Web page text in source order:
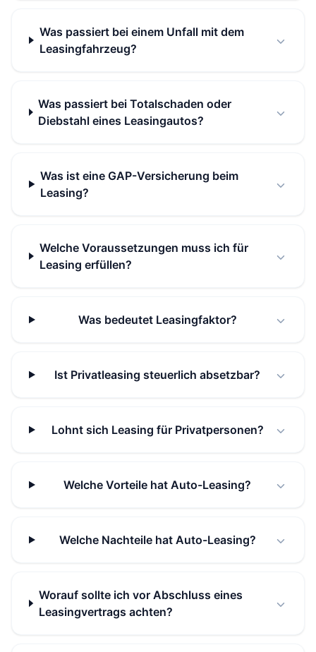
Was passiert bei einem Unfall mit dem
Leasingfahrzeug?
Was passiert bei Totalschaden oder
Diebstahl eines Leasingautos?
Was ist eine GAP-Versicherung beim
Leasing?
Welche Voraussetzungen muss ich für
Leasing erfüllen?
Was bedeutet Leasingfaktor?
Ist Privatleasing steuerlich absetzbar?
Lohnt sich Leasing für Privatpersonen?
Welche Vorteile hat Auto-Leasing?
Welche Nachteile hat Auto-Leasing?
Worauf sollte ich vor Abschluss eines
Leasingvertrags achten?